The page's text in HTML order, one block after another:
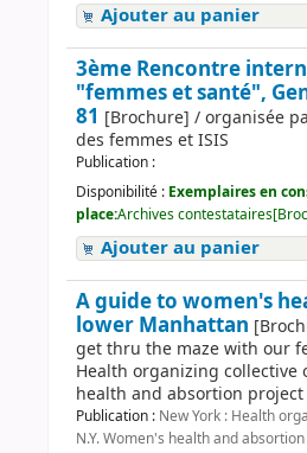
Ajouter au panier
3ème Rencontre
"femmes et santé",
81 [Brochure] / organisée
des femmes et ISIS
Publication :
Disponibilité : Exemplaires en
place:Archives
Ajouter au panier
A guide to women's
lower Manhattan
get thru the maze with our
Health organizing collective
health and absortion project
Publication : New York : Health
N.Y. Women's health and